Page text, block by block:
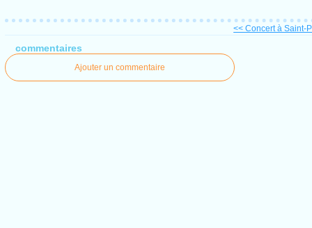
<< Concert à Saint-
commentaires
Ajouter un commentaire